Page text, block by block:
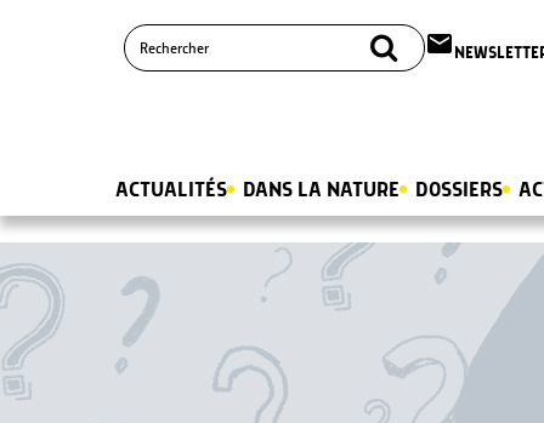
email
ACTUALITÉS DANS LA NATURE DOSSIERS